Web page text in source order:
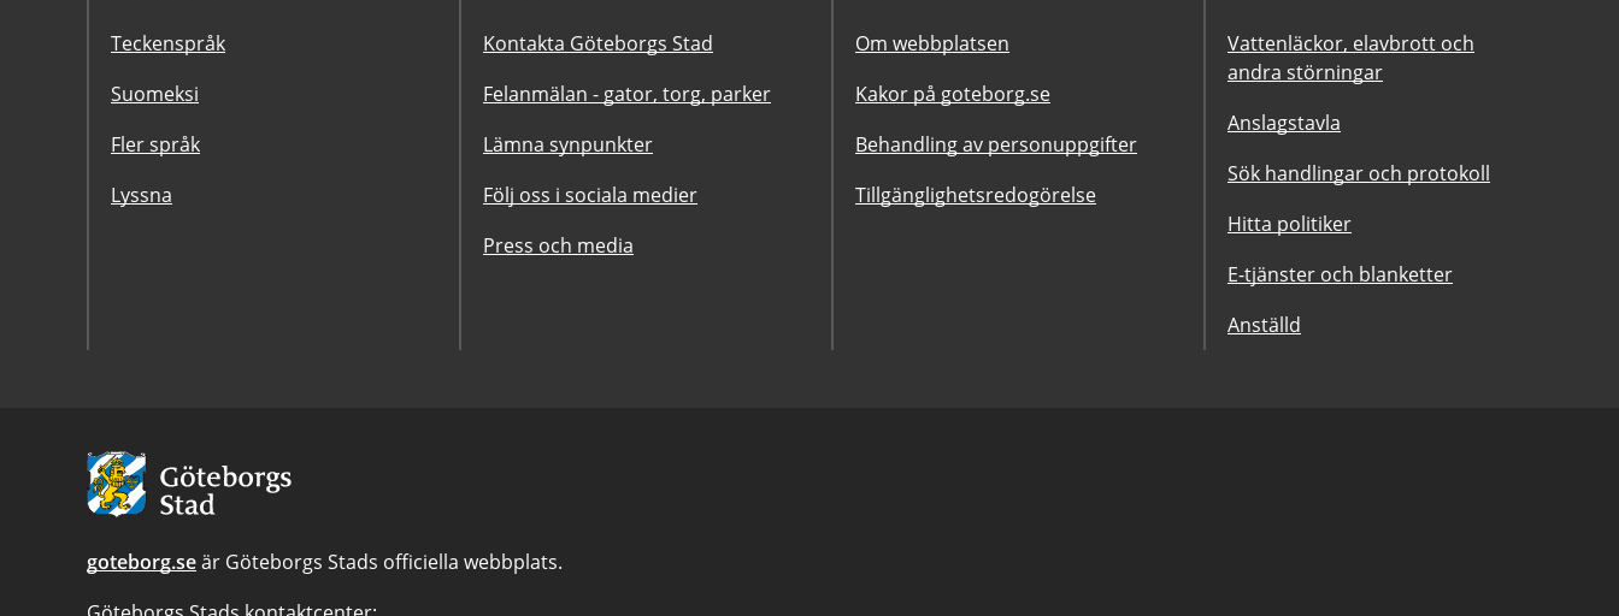
Teckenspråk
Suomeksi
Fler språk
Lyssna
Kontakta Göteborgs Stad
Felanmälan - gator, torg, parker
Lämna synpunkter
Följ oss i sociala medier
Press och media
Om webbplatsen
Kakor på goteborg.se
Behandling av personuppgifter
Tillgänglighetsredogörelse
Vattenläckor, elavbrott och
andra störningar
Anslagstavla
Sök handlingar och protokoll
Hitta politiker
E-tjänster och blanketter
Anställd
Avsändare:
Göteborgs
Stad
goteborg.seär Göteborgs Stads officiella webbplats.